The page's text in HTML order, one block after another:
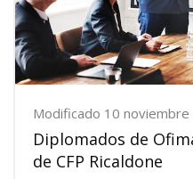
Modificado 10
Diplomados de
de CFP Ricaldone